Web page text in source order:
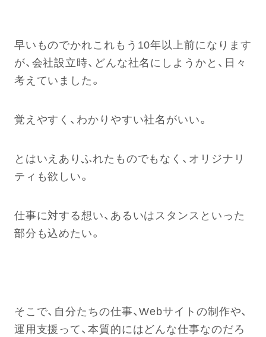
早いものでかれこれもう10年以上前になります
が、会社設立時、どんな社名にしようかと、日々
考えていました。
覚えやすく、わかりやすい社名がいい。
とはいえありふれたものでもなく、オリジナリ
ティも欲しい。
仕事に対する想い、あるいはスタンスといった
部分も込めたい。
そこで、自分たちの仕事、Webサイトの制作や、
運用支援って、本質的にはどんな仕事なのだろ